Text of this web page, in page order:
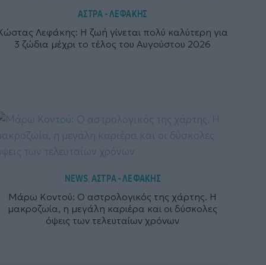
ΑΣΤΡΑ - ΛΕΦΑΚΗΣ
Λεφάκης: Η ζωή γίνεται πολύ καλύτερη για
3 ζώδια μέχρι το τέλος του Αυγούστου 2026
NEWS,ΑΣΤΡΑ - ΛΕΦΑΚΗΣ
Μάρω Κοντού: Ο αστρολογικός της χάρτης. Η
μακροζωία, η μεγάλη καριέρα και οι δύσκολες
όψεις των τελευταίων χρόνων